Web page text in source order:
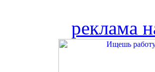
реклама